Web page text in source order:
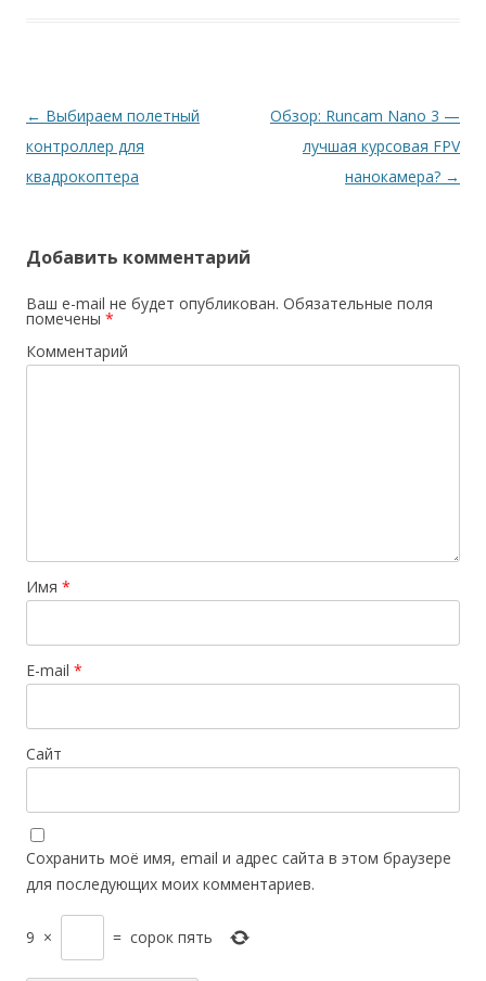
Навигация
по
записям
← Выбираем полетный
контроллер для
квадрокоптера
Обзор: Runcam Nano 3 —
лучшая курсовая FPV
нанокамера? →
Добавить комментарий
Ваш e-mail не будет опубликован. Обязательные поля
помечены *
Комментарий
Имя *
E-mail *
Сайт
Сохранить моё имя, email и адрес сайта в этом браузере
для последующих моих комментариев.
9 × = сорок пять